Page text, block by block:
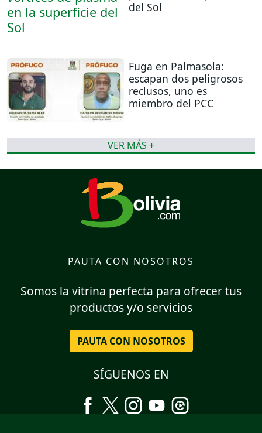
del Sol
Fuga en Palmasola:
escapan dos peligrosos
reclusos, uno es
miembro del PCC
VER MÁS +
PAUTA CON NOSOTROS
Somos la vitrina perfecta para ofrecer tus
productos y/o servicios
PAUTA CON NOSOTROS
SÍGUENOS EN